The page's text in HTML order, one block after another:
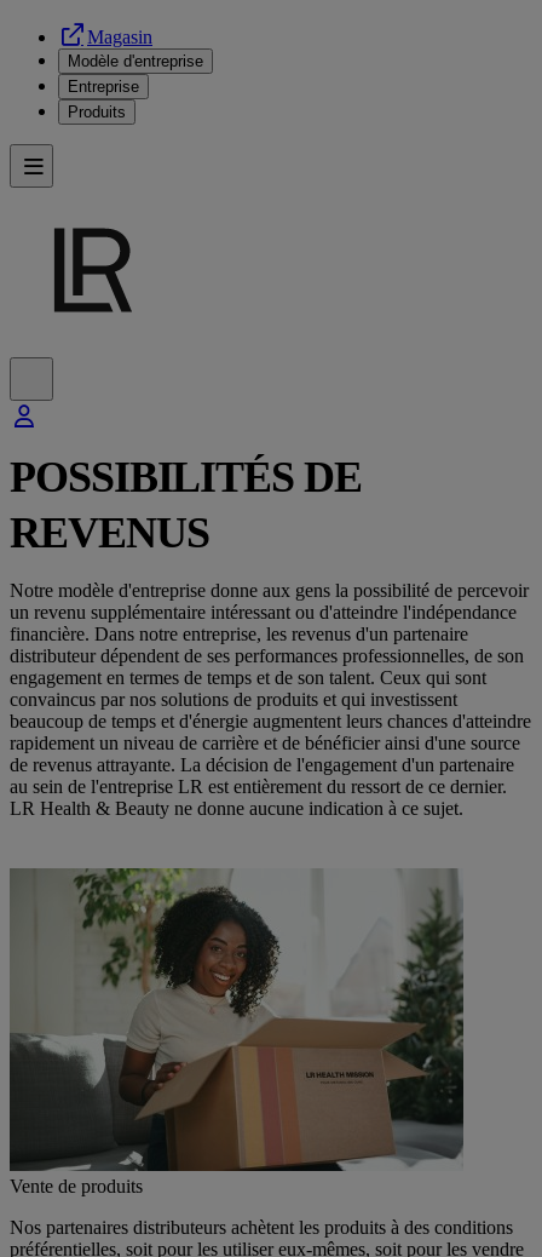
Magasin
Modèle d'entreprise
Entreprise
Produits
POSSIBILITÉS DE
REVENUS
Notre modèle d'entreprise donne aux gens la possibilité de percevoir
un revenu supplémentaire intéressant ou d'atteindre l'indépendance
financière. Dans notre entreprise, les revenus d'un partenaire
distributeur dépendent de ses performances professionnelles, de son
engagement en termes de temps et de son talent. Ceux qui sont
convaincus par nos solutions de produits et qui investissent
beaucoup de temps et d'énergie augmentent leurs chances d'atteindre
rapidement un niveau de carrière et de bénéficier ainsi d'une source
de revenus attrayante. La décision de l'engagement d'un partenaire
au sein de l'entreprise LR est entièrement du ressort de ce dernier.
LR Health & Beauty ne donne aucune indication à ce sujet.
Vente de produits
Nos partenaires distributeurs achètent les produits à des conditions
préférentielles, soit pour les utiliser eux-mêmes, soit pour les vendre